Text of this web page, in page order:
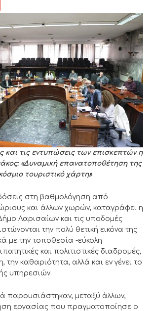
και τις εντυπώσεις των επισκεπτών η
«Δυναμική επανατοποθέτηση της
τουριστικό χάρτη»
στη βαθμολόγηση από
και άλλων χωρών, καταγράφει η
Λαρισαίων και τις υποδομές
την πολύ θετική εικόνα της
με την τοποθεσία -εύκολη
και πολιτιστικές διαδρομές,
την καθαριότητα, αλλά και εν γένει το
υπηρεσιών.
παρουσιάστηκαν, μεταξύ άλλων,
εργασίας που πραγματοποίησε ο